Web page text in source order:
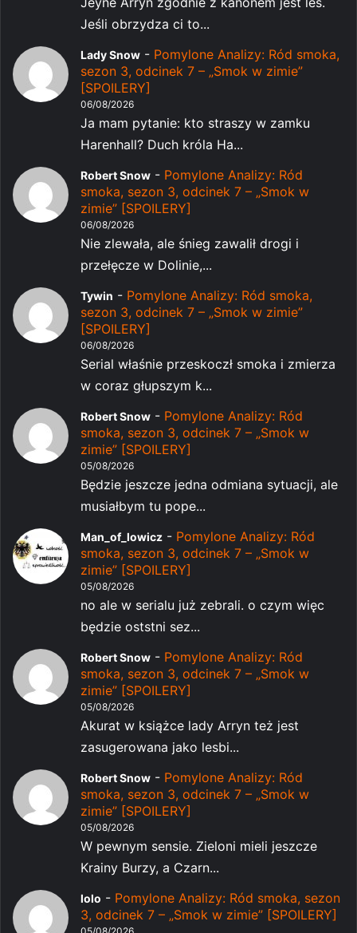
Jeśli obrzydza ci to...
Lady Snow - Pomylone Analizy: Ród smoka,
sezon 3, odcinek 7 – „Smok w zimie”
[SPOILERY]
06/08/2026
Ja mam pytanie: kto straszy w zamku
Harenhall? Duch króla Ha...
Robert Snow - Pomylone Analizy: Ród
smoka, sezon 3, odcinek 7 – „Smok w
zimie” [SPOILERY]
06/08/2026
Nie zlewała, ale śnieg zawalił drogi i
przełęcze w Dolinie,...
Tywin - Pomylone Analizy: Ród smoka,
sezon 3, odcinek 7 – „Smok w zimie”
[SPOILERY]
06/08/2026
Serial właśnie przeskoczł smoka i zmierza
w coraz głupszym k...
Robert Snow - Pomylone Analizy: Ród
smoka, sezon 3, odcinek 7 – „Smok w
zimie” [SPOILERY]
05/08/2026
Będzie jeszcze jedna odmiana sytuacji, ale
musiałbym tu pope...
Man_of_lowicz - Pomylone Analizy: Ród
smoka, sezon 3, odcinek 7 – „Smok w
zimie” [SPOILERY]
05/08/2026
no ale w serialu już zebrali. o czym więc
będzie oststni sez...
Robert Snow - Pomylone Analizy: Ród
smoka, sezon 3, odcinek 7 – „Smok w
zimie” [SPOILERY]
05/08/2026
Akurat w książce lady Arryn też jest
zasugerowana jako lesbi...
Robert Snow - Pomylone Analizy: Ród
smoka, sezon 3, odcinek 7 – „Smok w
zimie” [SPOILERY]
05/08/2026
W pewnym sensie. Zieloni mieli jeszcze
Krainy Burzy, a Czarn...
lolo - Pomylone Analizy: Ród smoka, sezon
3, odcinek 7 – „Smok w zimie” [SPOILERY]